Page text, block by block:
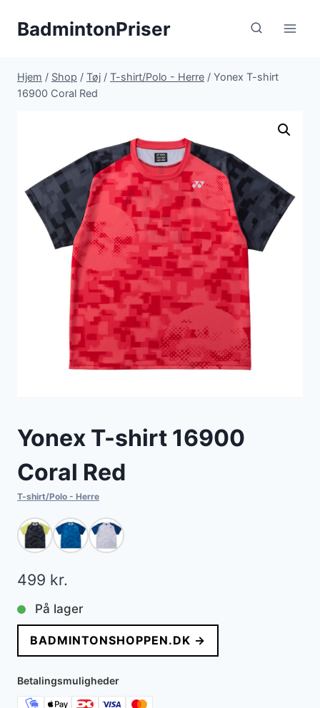
BadmintonPriser
Hjem / Shop / Tøj / T-shirt/Polo - Herre / Yonex T-shirt
16900 Coral Red
Yonex T-shirt 16900
Coral Red
T-shirt/Polo - Herre
499 kr.
På lager
BADMINTONSHOPPEN.DK →
Betalingsmuligheder